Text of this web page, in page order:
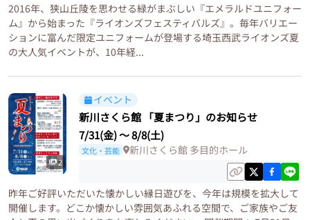
2016年、狭山丘陵を思わせる緑がまぶしい『エメラルドユニフォー
ム』から始まった『ライオンズフェスティバルズ』。毎年バリエー
ションに富んだ限定ユニフォームが登場する埼玉西武ライオンズ夏
の大人気イベントが、10年経...
2
イベント
新川さくら館 「夏まつり」のお知らせ
7/31(金)〜8/8(土)
文化・芸能 新川さくら館 多目的ホール
昨年ご好評いただいた懐かしい縁日遊びを、今年は規模を拡大して
開催します。どこか懐かしい雰囲気あふれる空間で、ご家族やご友